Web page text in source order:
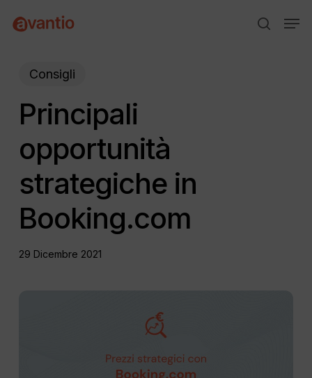
search
Consigli
Principali
opportunità
strategiche in
Booking.com
29 Dicembre 2021